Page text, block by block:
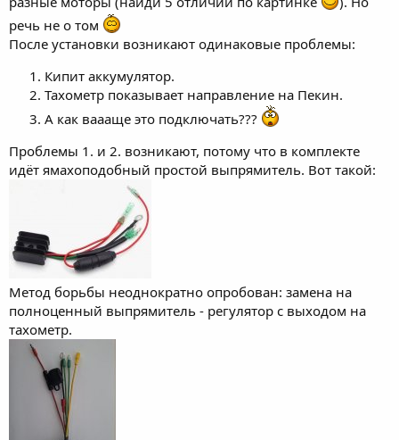
речь не о том
После установки возникают одинаковые проблемы:
Кипит аккумулятор.
Тахометр показывает направление на Пекин.
А как ваааще это подключать???
Проблемы 1. и 2. возникают, потому что в комплекте
идёт ямахоподобный простой выпрямитель. Вот такой:
Метод борьбы неоднократно опробован: замена на
полноценный выпрямитель - регулятор с выходом на
тахометр.